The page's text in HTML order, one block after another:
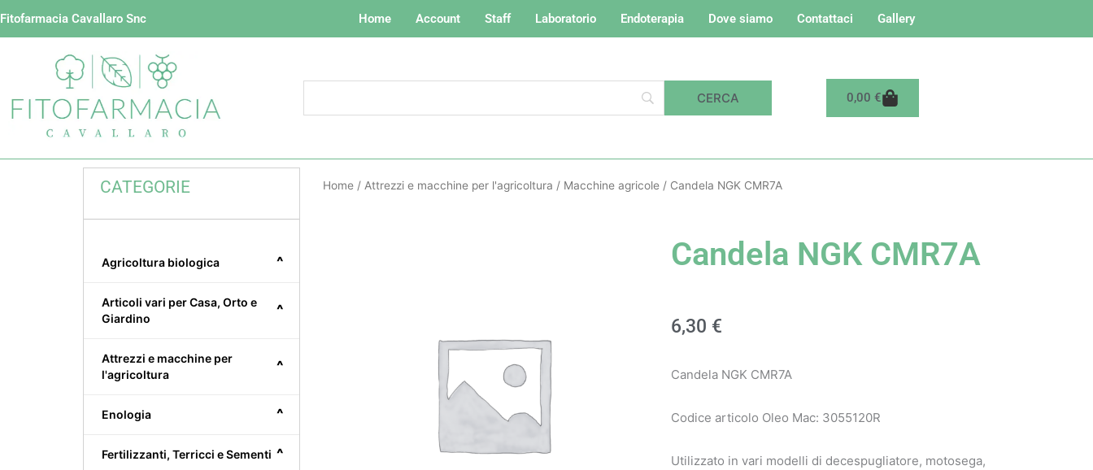
Vai
Fitofarmacia Cavallaro Snc Home Account Staff Laboratorio Endoterapia Dove siamo Contattaci Gallery
0,00 €Carrello
CATEGORIE
^
Agricoltura biologica
^
Articoli vari per Casa, Orto e
Giardino
^
Attrezzi e macchine per
l'agricoltura
^
Enologia
^
Fertilizzanti, Terricci e Sementi
Home / Attrezzi e macchine per l'agricoltura / Macchine agricole / Candela NGK CMR7A
Candela NGK CMR7A
6,30 €
Candela NGK CMR7A
Codice articolo Oleo Mac: 3055120R
Utilizzato in vari modelli di decespugliatore, motosega,